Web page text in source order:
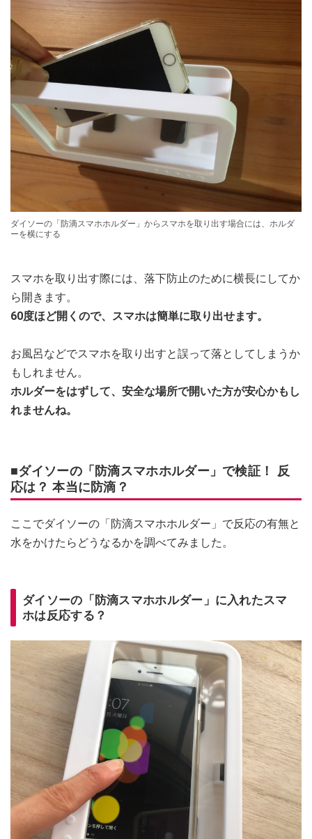
ダイソーの「防滴スマホホルダー」からスマホを取り出す場合には、ホルダ
ーを横にする
スマホを取り出す際には、落下防止のために横長にしてか
ら開きます。
60度ほど開くので、スマホは簡単に取り出せます。
お風呂などでスマホを取り出すと誤って落としてしまうか
もしれません。
ホルダーをはずして、安全な場所で開いた方が安心かもし
れませんね。
■ダイソーの「防滴スマホホルダー」で検証！ 反
応は？ 本当に防滴？
ここでダイソーの「防滴スマホホルダー」で反応の有無と
水をかけたらどうなるかを調べてみました。
ダイソーの「防滴スマホホルダー」に入れたスマ
ホは反応する？